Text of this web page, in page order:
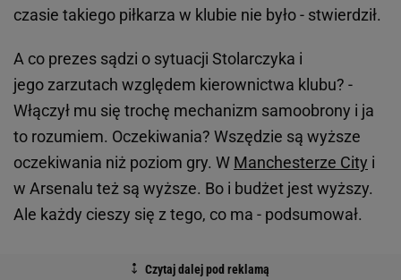
czasie takiego piłkarza w klubie nie było - stwierdził.
A co prezes sądzi o sytuacji Stolarczyka i
jego zarzutach względem kierownictwa klubu? -
Włączył mu się trochę mechanizm samoobrony i ja
to rozumiem. Oczekiwania? Wszędzie są wyższe
oczekiwania niż poziom gry. W Manchesterze City i
w Arsenalu też są wyższe. Bo i budżet jest wyższy.
Ale każdy cieszy się z tego, co ma - podsumował.